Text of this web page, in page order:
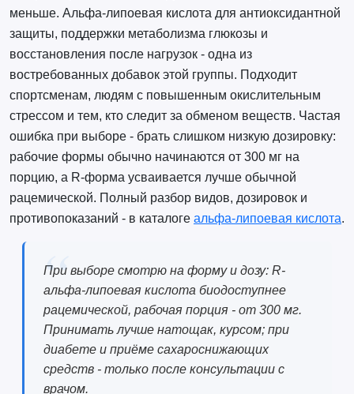
меньше. Альфа-липоевая кислота для антиоксидантной
защиты, поддержки метаболизма глюкозы и
восстановления после нагрузок - одна из
востребованных добавок этой группы. Подходит
спортсменам, людям с повышенным окислительным
стрессом и тем, кто следит за обменом веществ. Частая
ошибка при выборе - брать слишком низкую дозировку:
рабочие формы обычно начинаются от 300 мг на
порцию, а R-форма усваивается лучше обычной
рацемической. Полный разбор видов, дозировок и
противопоказаний - в каталоге альфа-липоевая кислота.
При выборе смотрю на форму и дозу: R-
альфа-липоевая кислота биодоступнее
рацемической, рабочая порция - от 300 мг.
Принимать лучше натощак, курсом; при
диабете и приёме сахароснижающих
средств - только после консультации с
врачом.